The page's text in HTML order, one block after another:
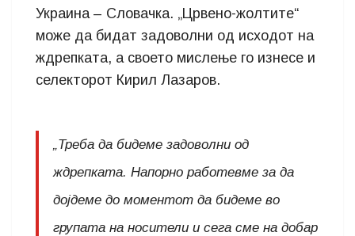
Украина – Словачка. „Црвено-жолтите“
може да бидат задоволни од исходот на
ждрепката, а своето мислење го изнесе и
селекторот Кирил Лазаров.
„Треба да бидеме задоволни од
ждрепката. Напорно работевме за да
дојдеме до моментот да бидеме во
групата на носители и сега сме на добар